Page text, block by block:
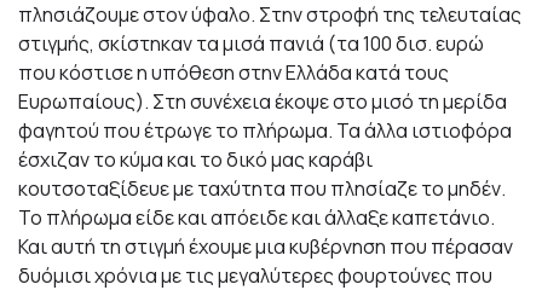
πλησιάζουμε στον ύφαλο. Στην στροφή της τελευταίας
στιγμής, σκίστηκαν τα μισά πανιά (τα 100 δισ. ευρώ
που κόστισε η υπόθεση στην Ελλάδα κατά τους
Ευρωπαίους). Στη συνέχεια έκοψε στο μισό τη μερίδα
φαγητού που έτρωγε το πλήρωμα. Τα άλλα ιστιοφόρα
έσχιζαν το κύμα και το δικό μας καράβι
κουτσοταξίδευε με ταχύτητα που πλησίαζε το μηδέν.
Το πλήρωμα είδε και απόειδε και άλλαξε καπετάνιο.
Και αυτή τη στιγμή έχουμε μια κυβέρνηση που πέρασαν
δυόμισι χρόνια με τις μεγαλύτερες φουρτούνες που